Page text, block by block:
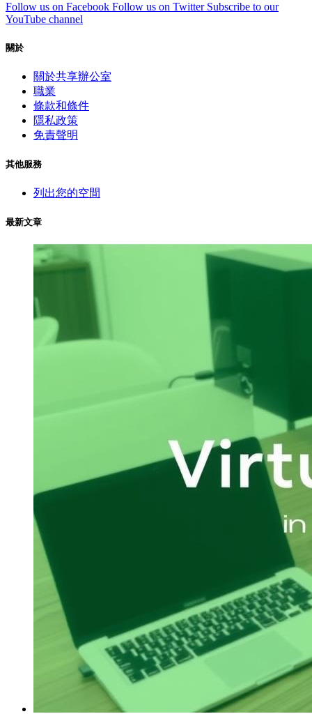
Follow us on Facebook Follow us on Twitter Subscribe to our
YouTube channel
關於
關於共享辦公室
職業
條款和條件
隱私政策
免責聲明
其他服務
列出您的空間
最新文章